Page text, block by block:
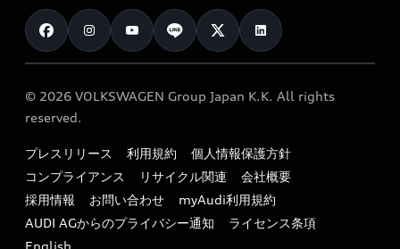
カタログ一覧
車検 / 定期点検
e-tronアフターサポート
myAudi
クオリティ
保証
メンテナンス
ファイナンス
キャンペーン / イベント
買取査定
お知らせ
オーナー様向けキャンペーン
特定整備適用車一覧
リサイクル法
よくある質問（FAQ）
© 2026 VOLKSWAGEN Group Japan K.K. All rights
reserved.
プレスリリース 利用規約
個人情報保護方針
コンプライアンス
リサイクル関連
会社概要
採用情報
お問い合わせ
myAudi利用規約
AUDI AGからのプライバシー通知
ライセンス条項
English